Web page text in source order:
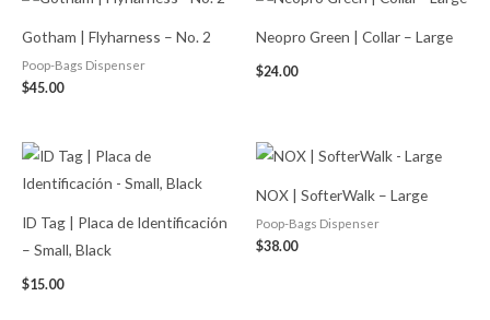
Gotham | Flyharness – No. 2
Poop-Bags Dispenser
$45.00
Neopro Green | Collar – Large
$24.00
ID Tag | Placa de Identificación
– Small, Black
$15.00
NOX | SofterWalk – Large
Poop-Bags Dispenser
$38.00